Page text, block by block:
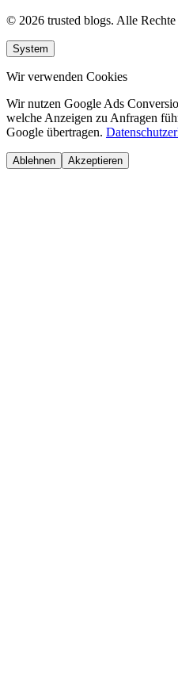
© 2026 trusted blogs. Alle Rechte
System
Wir verwenden Cookies
Wir nutzen Google Ads
welche Anzeigen zu Anfragen
Google übertragen.
Ablehnen Akzeptieren